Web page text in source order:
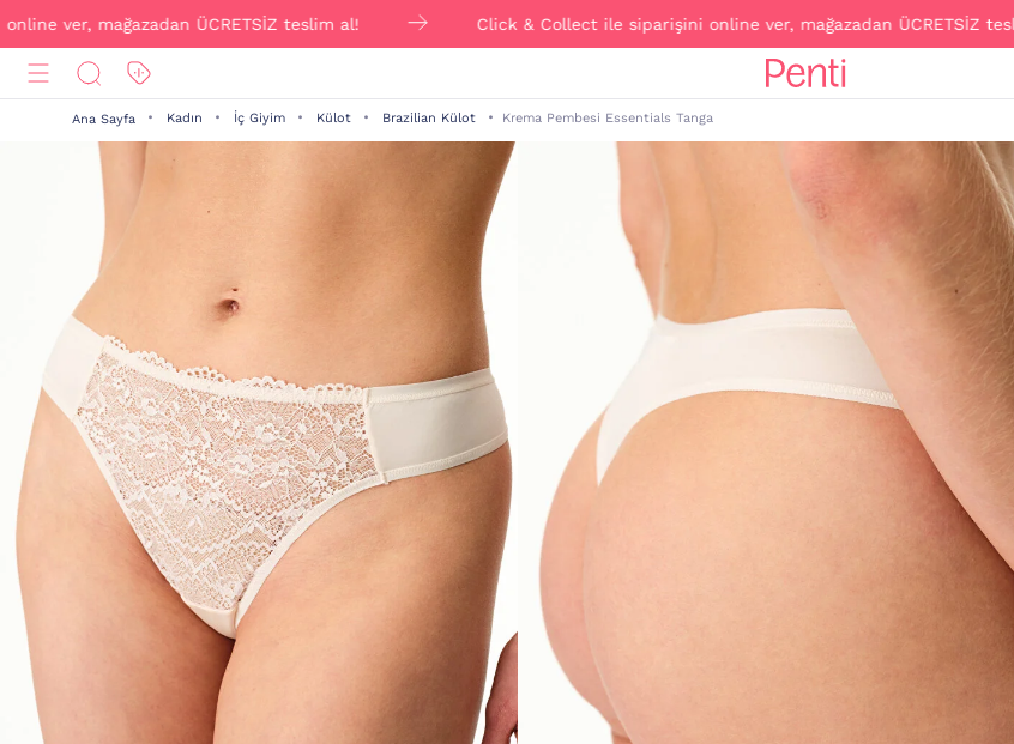
mağazadan ÜCRETSİZ teslim al! Click & Collect ile siparişini online ver, mağazadan ÜCRETSİZ teslim al!
Ana Sayfa Kadın İç Giyim Külot Brazilian Külot Krema Pembesi Essentials Tanga